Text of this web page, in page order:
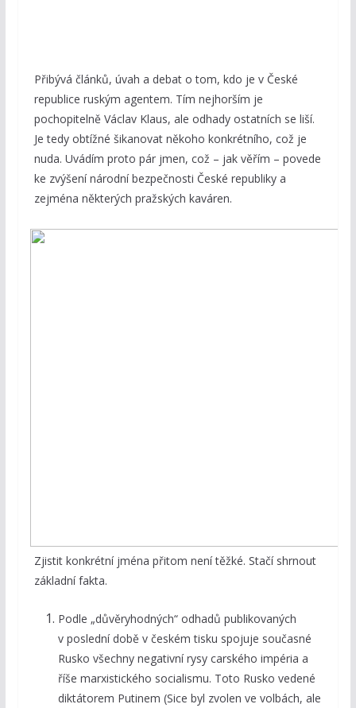
Přibývá článků, úvah a debat o tom, kdo je v České
republice ruským agentem. Tím nejhorším je
pochopitelně Václav Klaus, ale odhady ostatních se liší.
Je tedy obtížné šikanovat někoho konkrétního, což je
nuda. Uvádím proto pár jmen, což – jak věřím – povede
ke zvýšení národní bezpečnosti České republiky a
zejména některých pražských kaváren.
Zjistit konkrétní jména přitom není těžké. Stačí shrnout
základní fakta.
Podle „důvěryhodných“ odhadů publikovaných
v poslední době v českém tisku spojuje současné
Rusko všechny negativní rysy carského impéria a
říše marxistického socialismu. Toto Rusko vedené
diktátorem Putinem (Sice byl zvolen ve volbách, ale